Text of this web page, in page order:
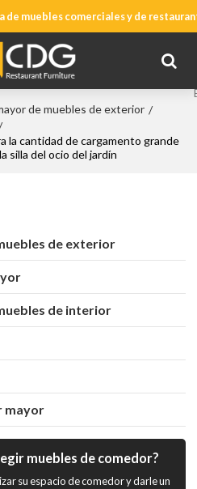
de muebles comerciales y de
de muebles de exterior /
la cantidad de cargamento grande
silla del ocio del jardín
de exterior
de interior
mayor
muebles de comedor?
su espacio de comedor y darle un